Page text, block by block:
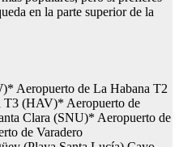
en la parte superior de la
Aeropuerto de La Habana T2
T3 (HAV)* Aeropuerto de
Clara (SNU)* Aeropuerto de
de Varadero